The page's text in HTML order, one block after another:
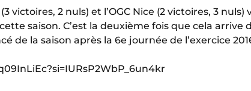
victoires, 2 nuls) et l’OGC Nice (2 victoires, 3
saison. C’est la deuxième fois que cela arrive
de la saison après la 6e journée de l’exercice